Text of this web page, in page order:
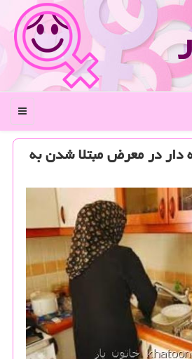
منو
دار در معرض مبتلا شدن به